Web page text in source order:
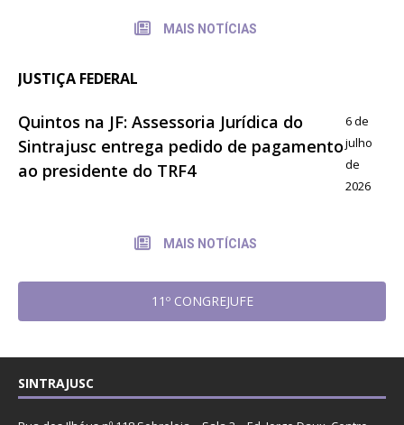
MAIS NOTÍCIAS
JUSTIÇA FEDERAL
Quintos na JF: Assessoria Jurídica do
Sintrajusc entrega pedido de pagamento
ao presidente do TRF4
6 de
julho
de
2026
MAIS NOTÍCIAS
11º CONGREJUFE
SINTRAJUSC